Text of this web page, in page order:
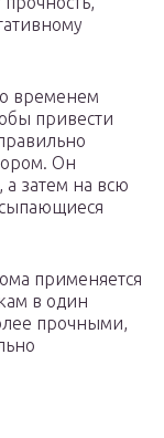
временем
привести
Он
а затем на всю
применяется
в один
прочными,